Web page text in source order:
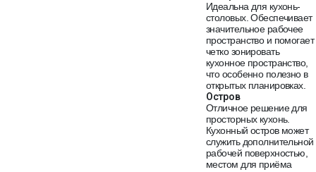
Идеальна для кухонь-
столовых. Обеспечивает
значительное рабочее
пространство и помогает
четко зонировать
кухонное пространство,
что особенно полезно в
открытых планировках.
Остров
Отличное решение для
просторных кухонь.
Кухонный остров может
служить дополнительной
рабочей поверхностью,
местом для приёма